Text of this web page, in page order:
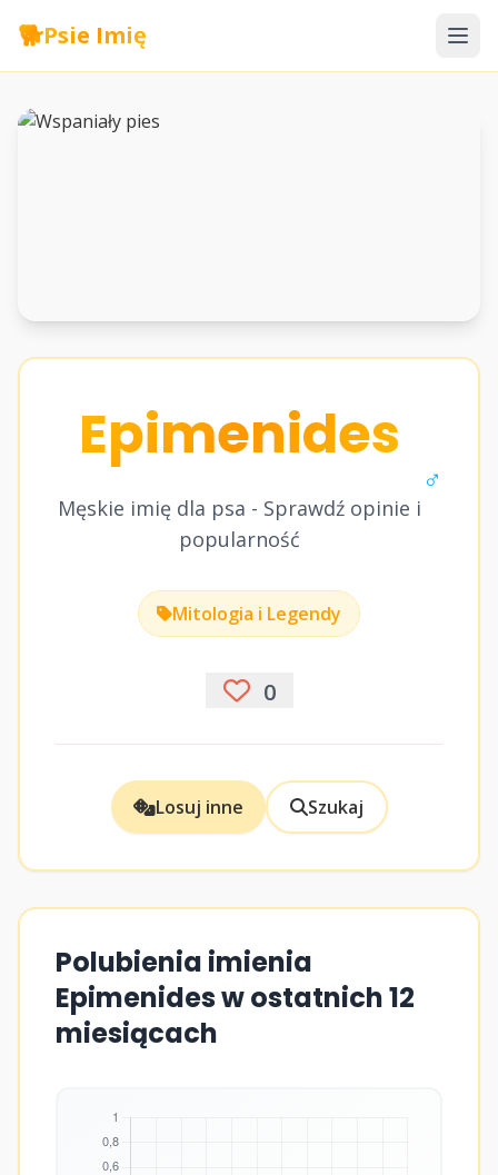
🐕Psie Imię
Epimenides
Męskie imię dla psa - Sprawdź opinie i
popularność
♂
Mitologia i Legendy
0
Losuj inne Szukaj
Polubienia imienia
Epimenides w ostatnich 12
miesiącach